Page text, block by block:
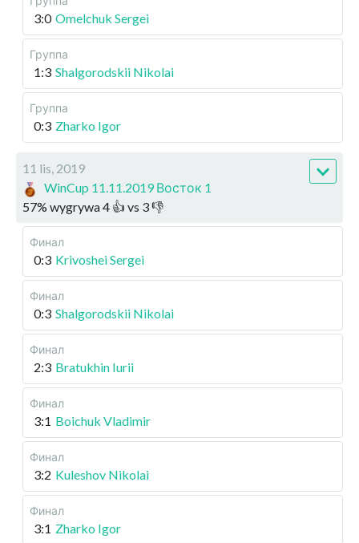
3:0 Omelchuk Sergei
Группа
1:3 Shalgorodskii Nikolai
Группа
0:3 Zharko Igor
11 lis, 2019
WinCup 11.11.2019 Восток 1
57% wygrywa4 👍 vs 3👎
Финал
0:3 Krivoshei Sergei
Финал
0:3 Shalgorodskii Nikolai
Финал
2:3 Bratukhin Iurii
Финал
3:1 Boichuk Vladimir
Финал
3:2 Kuleshov Nikolai
Финал
3:1 Zharko Igor